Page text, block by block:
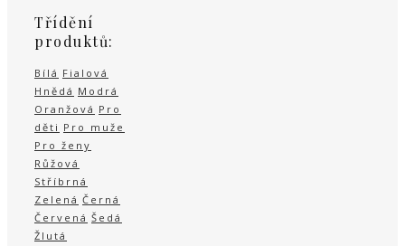
Třídění
produktů:
Bílá Fialová
Hnědá Modrá
Oranžová Pro
děti Pro muže
Pro ženy
Růžová
Stříbrná
Zelená Černá
Červená Šedá
Žlutá